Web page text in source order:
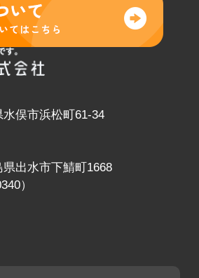
俣市浜松町61-34
出水市下鯖町1668
）